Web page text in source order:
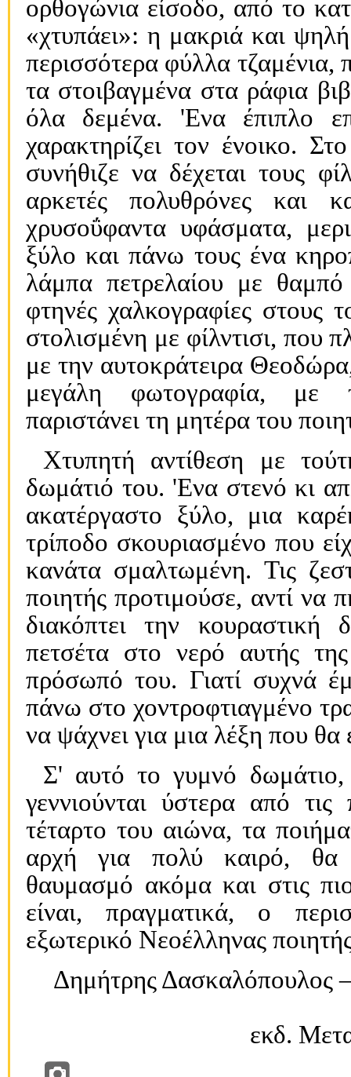
ορθογώνια είσοδο, από το
«χτυπάει»: η μακριά και
περισσότερα φύλλα τζαμένια,
τα στοιβαγμένα στα ράφια
όλα δεμένα. 'Eνα έπιπλο
χαρακτηρίζει τον ένοικο.
συνήθιζε να δέχεται τους
αρκετές πολυθρόνες και
χρυσοΰφαντα υφάσματα,
ξύλο και πάνω τους ένα
λάμπα πετρελαίου με
φτηνές χαλκογραφίες στους
στολισμένη με φίλντισι, που
με την αυτοκράτειρα
μεγάλη φωτογραφία, με
παριστάνει τη μητέρα του
Χτυπητή αντίθεση με
δωμάτιό του. 'Eνα στενό κι
ακατέργαστο ξύλο, μια
τρίποδο σκουριασμένο που
κανάτα σμαλτωμένη. Τις
ποιητής προτιμούσε, αντί να
διακόπτει την κουραστική
πετσέτα στο νερό αυτής
πρόσωπό του. Γιατί συχνά
πάνω στο χοντροφτιαγμένο
να ψάχνει για μια λέξη που θα
Σ' αυτό το γυμνό
γεννιούνται ύστερα από
τέταρτο του αιώνα, τα
αρχή για πολύ καιρό, θα
θαυμασμό ακόμα και στις
είναι, πραγματικά, ο
εξωτερικό Nεοέλληνας
Δημήτρης Δασκαλόπουλος
εκδ.